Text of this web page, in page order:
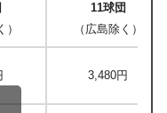
）
11球団
（広島除く）
3,480円